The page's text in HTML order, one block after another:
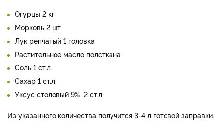
Огурцы 2 кг
Морковь 2 шт
Лук репчатый 1 головка
Растительное масло полсткана
Соль 1 ст.л.
Сахар 1 ст.л.
Уксус столовый 9% 2 ст.л.
Из указанного количества получится 3-4 л готовой заправки.